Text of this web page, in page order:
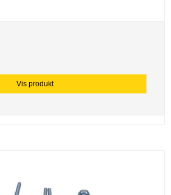
Vis produkt